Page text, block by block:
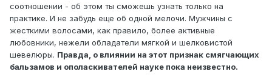
соотношении - об этом ты сможешь узнать только на
практике. И не забудь еще об одной мелочи. Мужчины с
жесткими волосами, как правило, более активные
любовники, нежели обладатели мягкой и шелковистой
шевелюры. Правда, о влиянии на этот признак смягчающих
бальзамов и ополаскивателей науке пока неизвестно.